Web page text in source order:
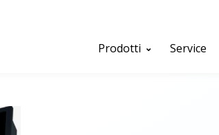
Prodotti Service